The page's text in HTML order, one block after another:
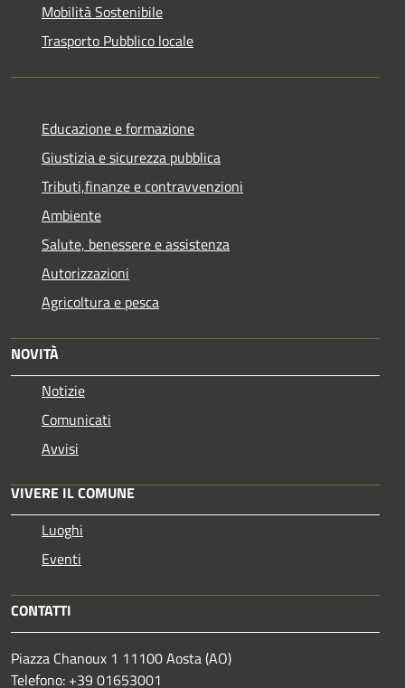
Mobilità Sostenibile
Trasporto Pubblico locale
Educazione e formazione
Giustizia e sicurezza pubblica
Tributi,finanze e contravvenzioni
Ambiente
Salute, benessere e assistenza
Autorizzazioni
Agricoltura e pesca
NOVITÀ
Notizie
Comunicati
Avvisi
VIVERE IL COMUNE
Luoghi
Eventi
CONTATTI
Piazza Chanoux 1 11100 Aosta (AO)
Telefono: +39 01653001